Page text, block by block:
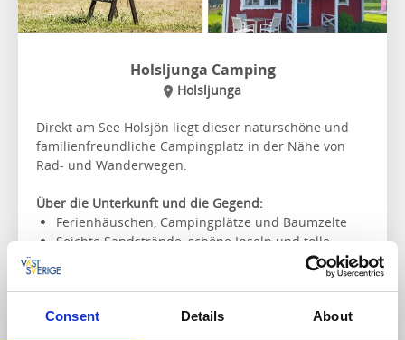
Consent Details About
Holsljunga Camping
Holsljunga
Direkt am See Holsjön liegt dieser naturschöne und
familienfreundliche Campingplatz in der Nähe von
Rad- und Wanderwegen.
Über die Unterkunft und die Gegend:
Ferienhäuschen, Campingplätze und Baumzelte
Seichte Sandstrände, schöne Inseln und tolle
Miete ein Boot, Kanu, Kajak oder SUP-Brett